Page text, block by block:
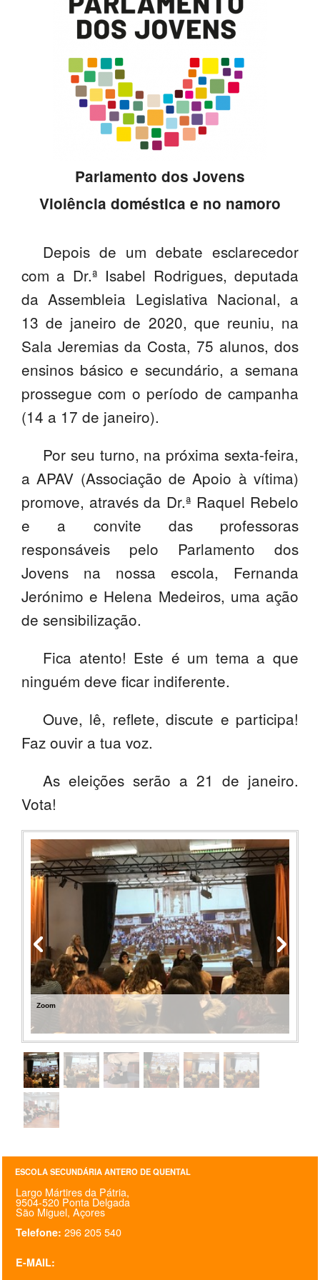
ESAQ
@parlamentodosjovens_esaq
@esaq.erasmus
@oficina.do.largo
ESCOLA
ALUNOS
ENC. DE EDUCAÇÃO
Parlamento dos Jovens
Violência doméstica e no namoro
Depois de um debate esclarecedor
com a Dr.ª Isabel Rodrigues, deputada
da Assembleia Legislativa Nacional, a
13 de janeiro de 2020, que reuniu, na
Sala Jeremias da Costa, 75 alunos, dos
ensinos básico e secundário, a semana
prossegue com o período de campanha
(14 a 17 de janeiro).
Por seu turno, na próxima sexta-feira,
a APAV (Associação de Apoio à vítima)
promove, através da Dr.ª Raquel Rebelo
e a convite das professoras
responsáveis pelo Parlamento dos
Jovens na nossa escola, Fernanda
Jerónimo e Helena Medeiros, uma ação
de sensibilização.
Fica atento! Este é um tema a que
ninguém deve ficar indiferente.
Ouve, lê, reflete, discute e participa!
Faz ouvir a tua voz.
As eleições serão a 21 de janeiro.
Vota!
Zoom
ESCOLA SECUNDÁRIA ANTERO DE QUENTAL
Largo Mártires da Pátria,
9504-520 Ponta Delgada
São Miguel, Açores
Telefone: 296 205 540
E-MAIL: